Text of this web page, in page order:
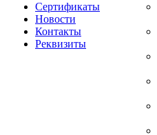
Сертификаты
Новости
Контакты
Реквизиты